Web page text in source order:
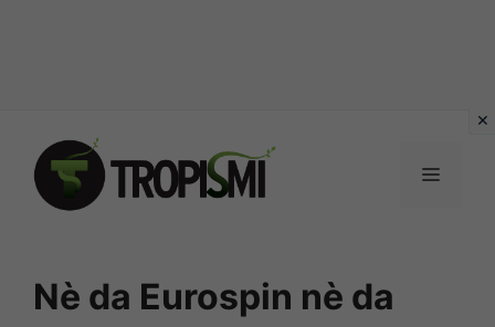
contenuto
MENU
Nè da Eurospin nè da